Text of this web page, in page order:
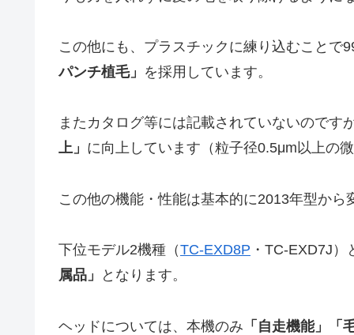
この他にも、プラスチックに練り込むことで
パンチ植毛」 を採用しています。
またカタログ等には記載されていないのです
上」 に向上しています（粒子径0.5μm以上の
この他の機能・性能は基本的に2013年型から
下位モデル2機種（TC-EXD8P ・TC-EXD7J
属品」
となります。
ヘッドについては、本機のみ 「自走機能」